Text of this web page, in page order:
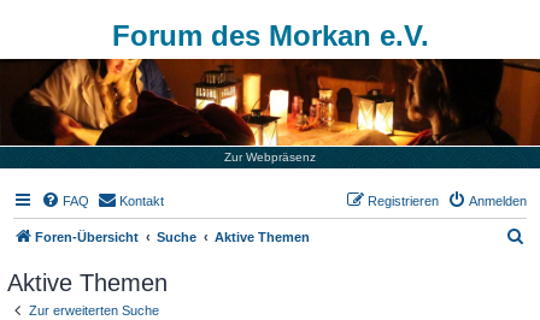
Forum des Morkan e.V.
Zur Webpräsenz
FAQ Kontakt Anmelden
Registrieren
Foren-Übersicht Suche Aktive Themen
Aktive Themen
Zur erweiterten Suche